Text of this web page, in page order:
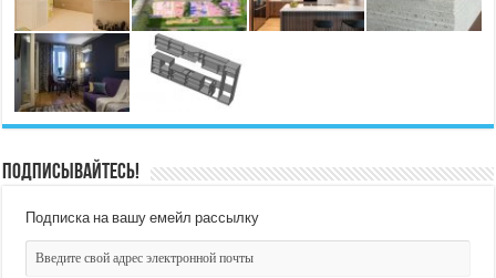
Подписывайтесь!
Подписка на вашу емейл рассылку